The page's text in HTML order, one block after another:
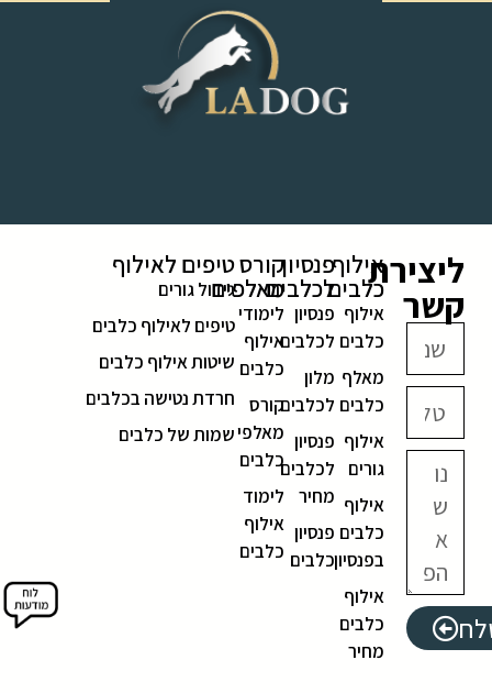
ליצירת
קשר
אילוף
כלבים
אילוף
כלבים
מאלף
כלבים
אילוף
גורים
אילוף
כלבים
בפנסיון
אילוף
כלבים
מחיר
פנסיון
לכלבים
פנסיון
לכלבים
מלון
לכלבים
פנסיון
לכלבים
מחיר
פנסיון
כלבים
קורס
מאלפים
לימודי
אילוף
כלבים
קורס
מאלפי
כלבים
לימוד
אילוף
כלבים
טיפים לאילוף
גידול גורים
טיפים לאילוף כלבים
שיטות אילוף כלבים
חרדת נטישה בכלבים
שמות של כלבים